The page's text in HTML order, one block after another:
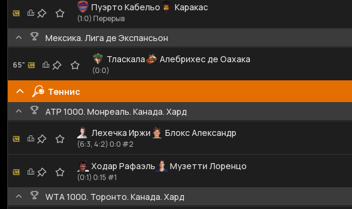
Пуэрто Кабельо
Каракас
(1:0) Перерыв
Мексика. Лига де Экспансьон
65"
Тласкала Алебрихес де Оахака
(0:0)
Теннис
ATP 1000. Монреаль. Канада. Хард
Лехечка Иржи
Блокс Александр
(6:3, 4:2) 0:0 #2
Ходар Рафаэль Музетти Лоренцо
(0:1) 0:15 #1
WTA 1000. Торонто. Канада. Хард